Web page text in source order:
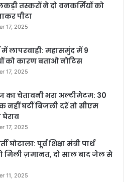
तस्करों ने दो वनकर्मियों को
पीटा
17, 2025
में लापरवाही: महासमुंद में 9
को कारण बताओ नोटिस
17, 2025
का चेतावनी भरा अल्टीमेटम: 30
नहीं घटीं बिजली दरें तो सीएम
घेराव
17, 2025
घोटाला: पूर्व शिक्षा मंत्री पार्थ
मिली ज़मानत, दो साल बाद जेल से
11, 2025